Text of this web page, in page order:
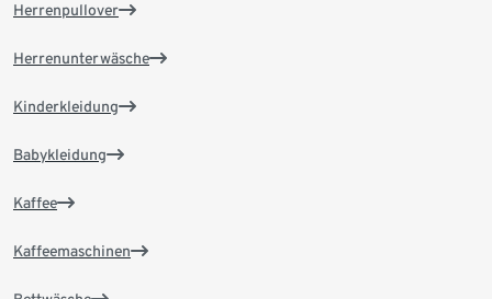
Herrenpullover
Herrenunterwäsche
Kinderkleidung
Babykleidung
Kaffee
Kaffeemaschinen